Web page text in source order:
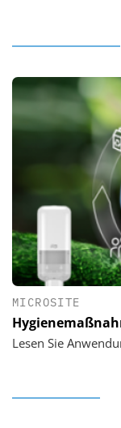
MICROSITE
Lesen Sie